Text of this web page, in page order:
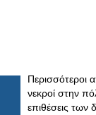
Περισσότεροι
νεκροί στην
επιθέσεις